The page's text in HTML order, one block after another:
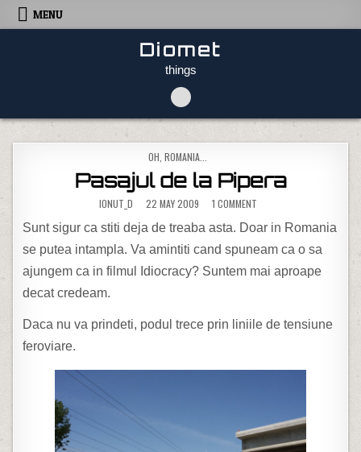
Skip to content
MENU
Diomet
things
POSTED IN
OH, ROMANIA...
Pasajul de la Pipera
IONUT_D 22 MAY 2009 1 COMMENTON PASAJUL DE LA PIPERA
Sunt sigur ca stiti deja de treaba asta. Doar in Romania
se putea intampla. Va amintiti cand spuneam ca o sa
ajungem ca in filmul Idiocracy? Suntem mai aproape
decat credeam.
Daca nu va prindeti, podul trece prin liniile de tensiune
feroviare.